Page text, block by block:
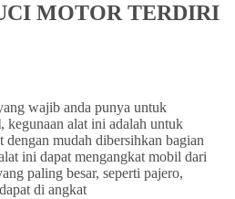
MOTOR TERDIRI
wajib anda punya untuk
, kegunaan alat ini adalah untuk
dengan mudah dibersihkan bagian
ini dapat mengangkat mobil dari
paling besar, seperti pajero,
di angkat